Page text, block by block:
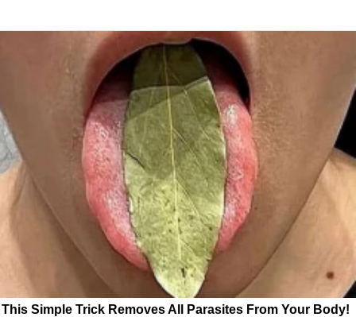
This Simple Trick Removes All Parasites From Your Body!